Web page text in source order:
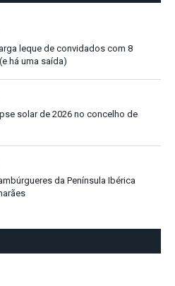
leque de convidados com 8
há uma saída)
solar de 2026 no concelho de
da Península Ibérica